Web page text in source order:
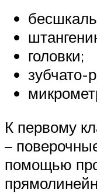
головки;
К первому
–
помощью